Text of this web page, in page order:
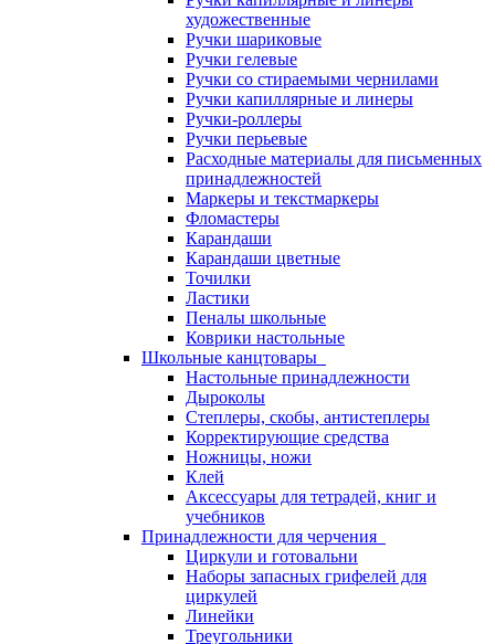
художественные
Ручки шариковые
Ручки гелевые
Ручки со стираемыми чернилами
Ручки капиллярные и линеры
Ручки-роллеры
Ручки перьевые
Расходные материалы для письменных
принадлежностей
Маркеры и текстмаркеры
Фломастеры
Карандаши
Карандаши цветные
Точилки
Ластики
Пеналы школьные
Коврики настольные
Школьные канцтовары
Настольные принадлежности
Дыроколы
Степлеры, скобы, антистеплеры
Корректирующие средства
Ножницы, ножи
Клей
Аксессуары для тетрадей, книг и
учебников
Принадлежности для черчения
Циркули и готовальни
Наборы запасных грифелей для
циркулей
Линейки
Треугольники